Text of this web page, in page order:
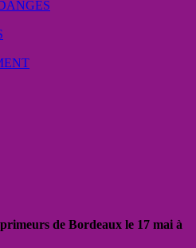
de Bordeaux le 17 mai à